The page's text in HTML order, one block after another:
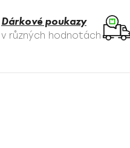
Dárkové poukazy
v různých hodnotách